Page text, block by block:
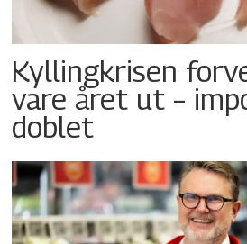
Kyllingkrisen
vare året ut –
doblet